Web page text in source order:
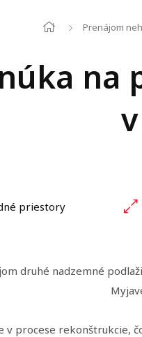
Prenájom
priestory
druhé nadzemné
v procese rekonštrukcie,